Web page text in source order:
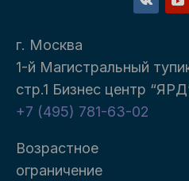
г. Москва
1-й Магистральный
стр.1 Бизнес центр
+7 (495) 781-63-02
Возрастное
ограничение